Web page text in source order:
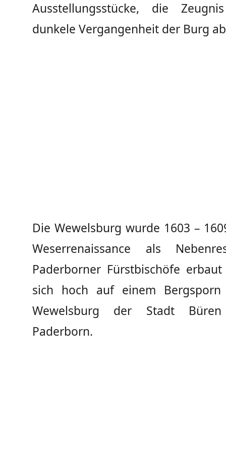
Ausstellungsstücke, die
dunkele Vergangenheit der Burg
Die Wewelsburg wurde 1603 –
Weserrenaissance als
Paderborner Fürstbischöfe
sich hoch auf einem
Wewelsburg der Stadt
Paderborn.